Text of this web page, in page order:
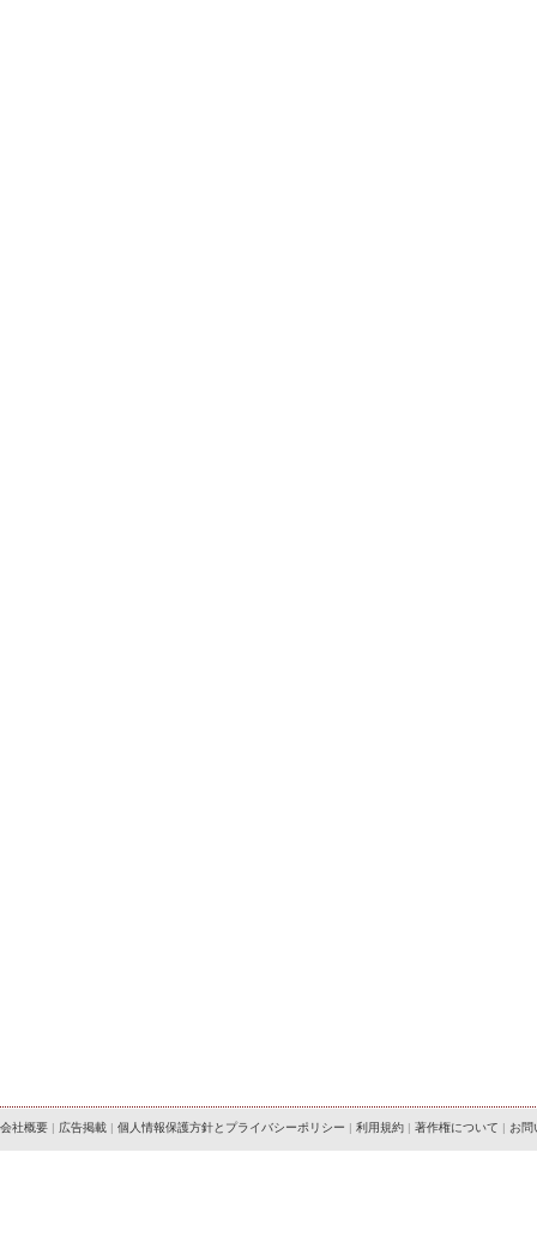
会社概要 | 広告掲載 | 個人情報保護方針とプライバシーポリシー | 利用規約 | 著作権について | お問